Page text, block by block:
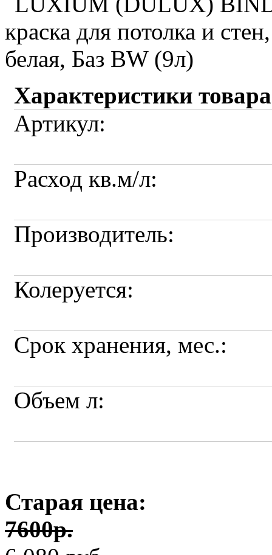
Характеристики
Артикул:
Расход кв.м/л:
Производитель:
Колеруется:
Срок хранения, мес.:
Объем л:
Старая цена:
7600р.